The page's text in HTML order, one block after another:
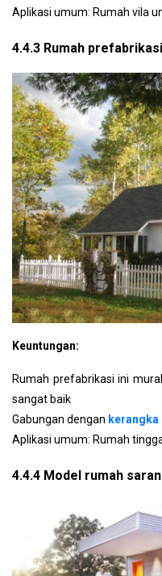
Aplikasi umum: Rumah vila
4.4.3 Rumah
Keuntungan:
Rumah prefabrikasi ini
sangat baik
Gabungan dengan kerangka
Aplikasi umum: Rumah
4.4.4 Model rumah